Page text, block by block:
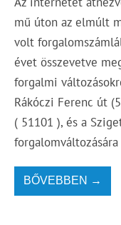
mű úton az elmúlt
volt
évet összevetve
forgalmi
Rákóczi Ferenc út
( 51101 ), és a
BŐVEBBEN →